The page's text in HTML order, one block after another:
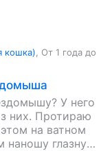
кошка)
От 1 года до
У него
них. Протираю
на ватном
наношу глазную